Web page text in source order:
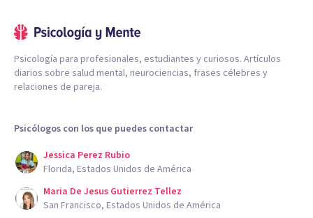
Psicología para profesionales, estudiantes y curiosos. Artículos
diarios sobre salud mental, neurociencias, frases célebres y
relaciones de pareja.
Psicólogos con los que puedes contactar
Jessica Perez Rubio
Florida, Estados Unidos de América
Maria De Jesus Gutierrez Tellez
San Francisco, Estados Unidos de América